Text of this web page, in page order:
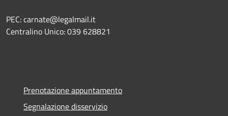
PEC: carnate@legalmail.it
Centralino Unico: 039 628821
Prenotazione appuntamento
Segnalazione disservizio